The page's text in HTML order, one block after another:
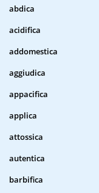
abdica
acidifica
addomestica
aggiudica
appacifica
applica
attossica
autentica
barbifica